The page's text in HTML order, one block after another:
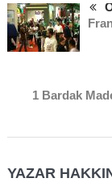
1 Bardak
YAZAR